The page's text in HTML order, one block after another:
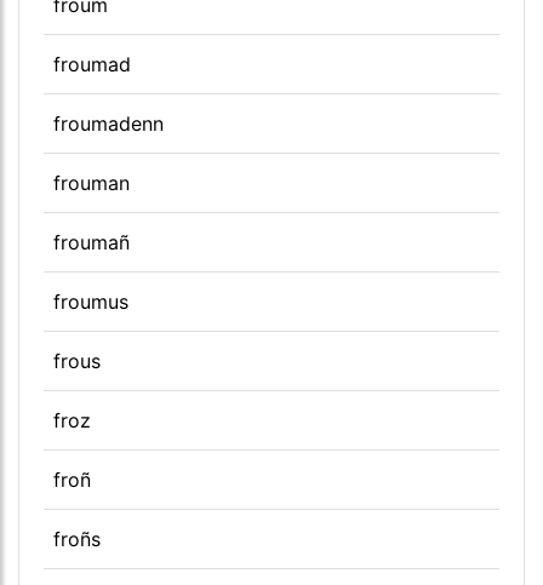
froumad
froumadenn
frouman
froumañ
froumus
frous
froz
froñ
froñs